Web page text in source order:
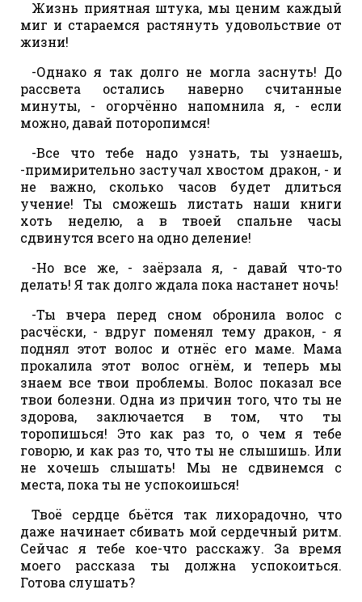
Жизнь приятная штука, мы ценим каждый
миг и стараемся растянуть удовольствие от
жизни!
-Однако я так долго не могла заснуть! До
рассвета остались наверно считанные
минуты, - огорчённо напомнила я, - если
можно, давай поторопимся!
-Все что тебе надо узнать, ты узнаешь,
-примирительно застучал хвостом дракон, - и
не важно, сколько часов будет длиться
учение! Ты сможешь листать наши книги
хоть неделю, а в твоей спальне часы
сдвинутся всего на одно деление!
-Но все же, - заёрзала я, - давай что-то
делать! Я так долго ждала пока настанет ночь!
-Ты вчера перед сном обронила волос с
расчёски, - вдруг поменял тему дракон, - я
поднял этот волос и отнёс его маме. Мама
прокалила этот волос огнём, и теперь мы
знаем все твои проблемы. Волос показал все
твои болезни. Одна из причин того, что ты не
здорова, заключается в том, что ты
торопишься! Это как раз то, о чем я тебе
говорю, и как раз то, что ты не слышишь. Или
не хочешь слышать! Мы не сдвинемся с
места, пока ты не успокоишься!
Твоё сердце бьётся так лихорадочно, что
даже начинает сбивать мой сердечный ритм.
Сейчас я тебе кое-что расскажу. За время
моего рассказа ты должна успокоиться.
Готова слушать?